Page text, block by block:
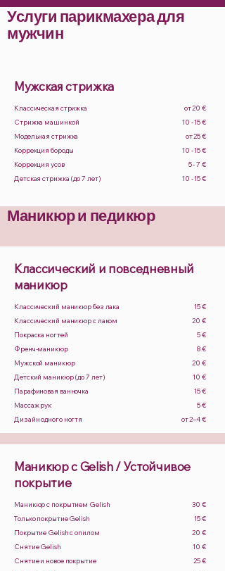
Услуги парикмахера для
мужчин
Мужская стрижка
Классическая стрижка
Стрижка машинкой
Модельная стрижка
Коррекция бороды
Коррекция усов
Детская стрижка (до 7 лет)
от 20 €
10 - 15 €
от 25 €
10 - 15 €
5 - 7 €
10 - 15 €
Маникюр и педикюр
Классический и повседневный
маникюр
Классический маникюр без лака
Классический маникюр с лаком
Покраска ногтей
Френч-маникюр
Мужской маникюр
Детский маникюр (до 7 лет)
Парафиновая ванночка
Массаж рук
Дизайн одного ногтя
15 €
20 €
5 €
8 €
20 €
10 €
15 €
5 €
от 2–4 €
Маникюр с Gelish / Устойчивое
покрытие
Маникюр с покрытием Gelish
Только покрытие Gelish
Покрытие Gelish с опилом
Снятие Gelish
Снятие и новое покрытие
30 €
15 €
20 €
10 €
25 €